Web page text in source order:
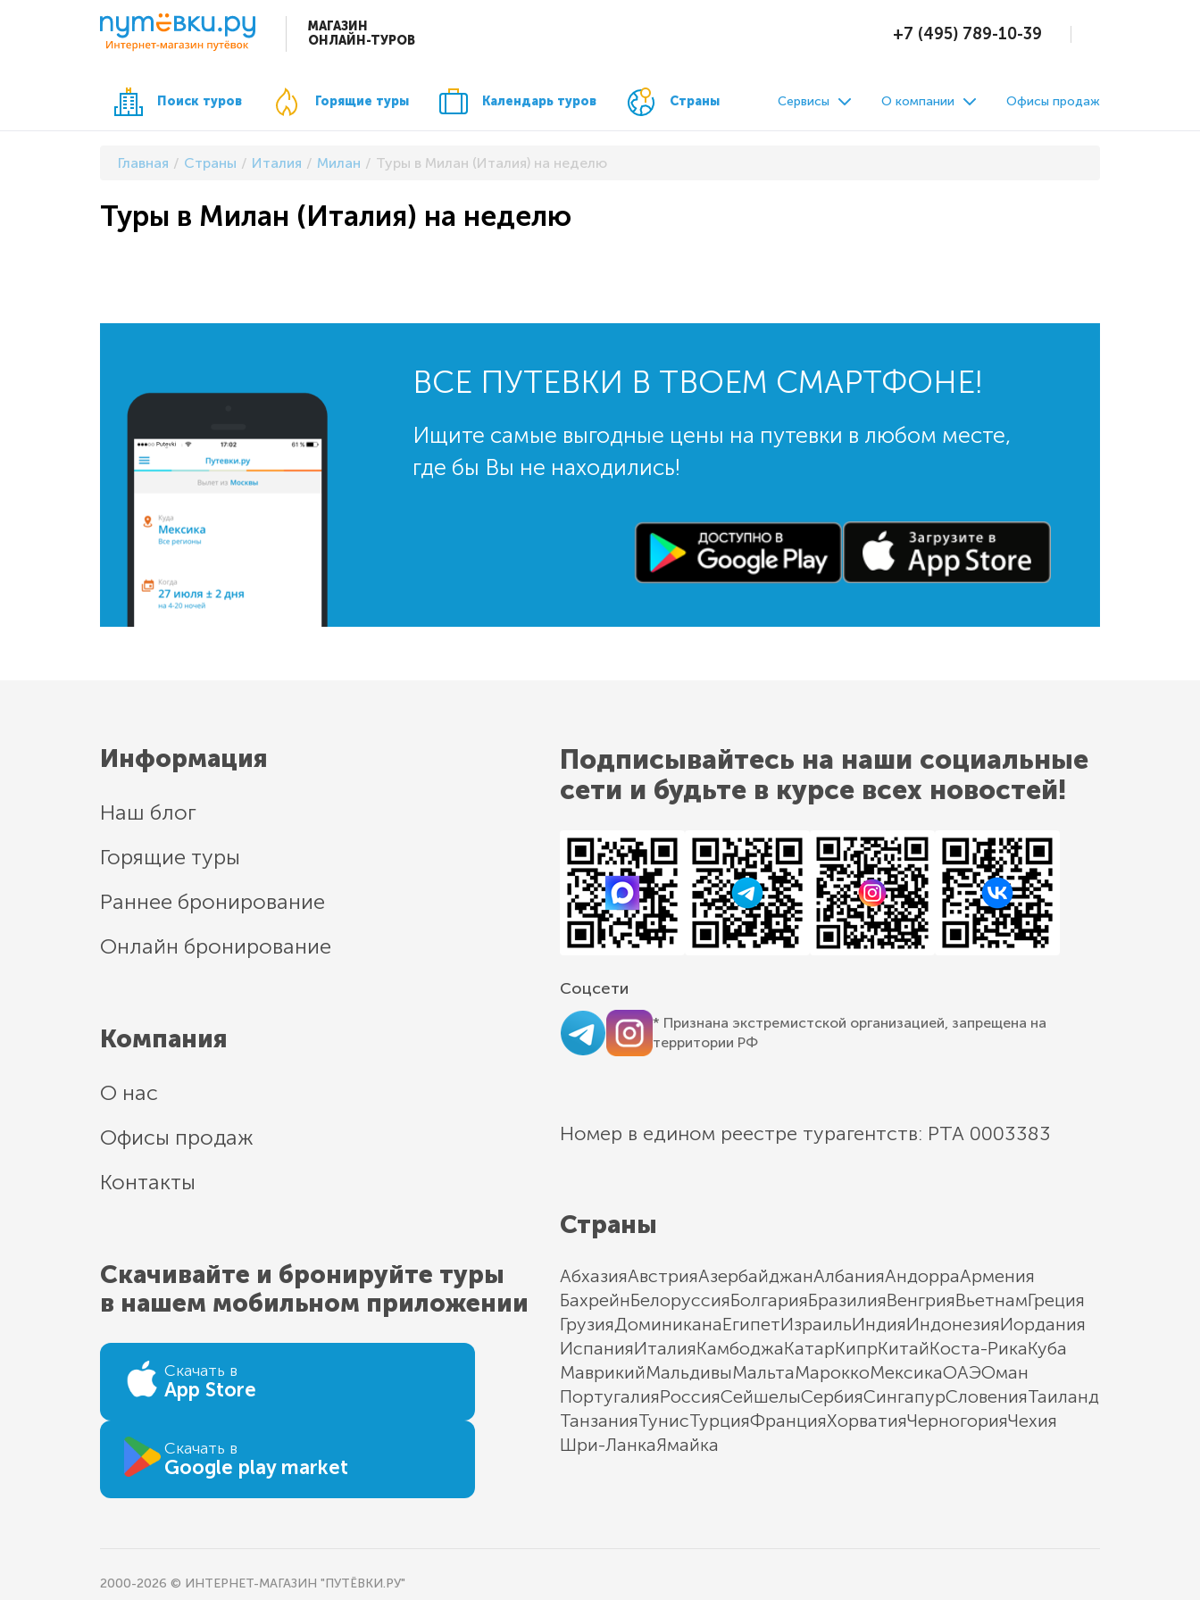
МАГАЗИН
ОНЛАЙН-ТУРОВ
+7 (495) 789-10-39
Поиск туров Горящие туры Календарь туров Страны Сервисы О компании Офисы продаж
Главная Страны Италия Милан Туры в Милан (Италия) на неделю
Туры в Милан (Италия) на неделю
ВСЕ ПУТЕВКИ В ТВОЕМ СМАРТФОНЕ!
Ищите самые выгодные цены на путевки в любом месте,
где бы Вы не находились!
Информация
Наш блог
Горящие туры
Раннее бронирование
Онлайн бронирование
Компания
О нас
Офисы продаж
Контакты
Скачивайте и бронируйте туры
в нашем мобильном приложении
Скачать в
App Store
Скачать в
Google play market
Подписывайтесь на наши социальные
сети и будьте в курсе всех новостей!
Соцсети
* Признана экстремистской организацией, запрещена на
территории РФ
Номер в едином реестре турагентств: РТА 0003383
Страны
АбхазияАвстрияАзербайджанАлбанияАндорраАрмения
БахрейнБелоруссияБолгарияБразилияВенгрияВьетнамГреция
ГрузияДоминиканаЕгипетИзраильИндияИндонезияИордания
ИспанияИталияКамбоджаКатарКипрКитайКоста-РикаКуба
МаврикийМальдивыМальтаМароккоМексикаОАЭОман
ПортугалияРоссияСейшелыСербияСингапурСловенияТаиланд
ТанзанияТунисТурцияФранцияХорватияЧерногорияЧехия
Шри-ЛанкаЯмайка
2000-2026 © ИНТЕРНЕТ-МАГАЗИН "ПУТЁВКИ.РУ"